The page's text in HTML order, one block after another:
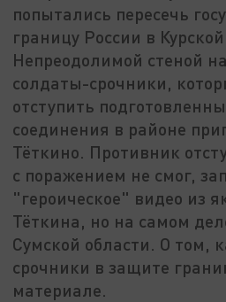
попытались пересечь
границу России в
Непреодолимой стеной
солдаты-срочники,
отступить
соединения в районе
Тёткино. Противник
с поражением не смог,
"героическое" видео из
Тёткина, но на самом
Сумской области. О том,
срочники в защите
материале.